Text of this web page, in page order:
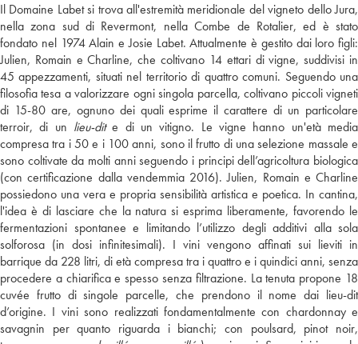
Il Domaine Labet si trova all'estremità meridionale del vigneto dello Jura,
nella zona sud di Revermont, nella Combe de Rotalier, ed è stato
fondato nel 1974 Alain e Josie Labet. Attualmente è gestito dai loro figli:
Julien, Romain e Charline, che coltivano 14 ettari di vigne, suddivisi in
45 appezzamenti, situati nel territorio di quattro comuni. Seguendo una
filosofia tesa a valorizzare ogni singola parcella, coltivano piccoli vigneti
di 15-80 are, ognuno dei quali esprime il carattere di un particolare
terroir, di un lieu-dite di un vitigno. Le vigne hanno un'età media
compresa tra i 50 e i 100 anni, sono il frutto di una selezione massale e
sono coltivate da molti anni seguendo i principi dell’agricoltura biologica
(con certificazione dalla vendemmia 2016). Julien, Romain e Charline
possiedono una vera e propria sensibilità artistica e poetica. In cantina,
l'idea è di lasciare che la natura si esprima liberamente, favorendo le
fermentazioni spontanee e limitando l’utilizzo degli additivi alla sola
solforosa (in dosi infinitesimali). I vini vengono affinati sui lieviti in
barrique da 228 litri, di età compresa tra i quattro e i quindici anni, senza
procedere a chiarifica e spesso senza filtrazione. La tenuta propone 18
cuvée frutto di singole parcelle, che prendono il nome dai lieu-dit
d’origine. I vini sono realizzati fondamentalmente con chardonnay e
savagnin per quanto riguarda i bianchi; con poulsard, pinot noir,